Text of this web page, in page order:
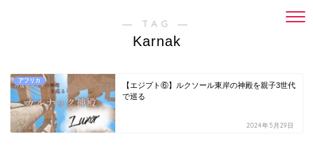
― TAG ―
Karnak
アフリカ
【エジプト⑥】ルクソール東岸の神殿を親子3世代
で巡る
2024年5月29日